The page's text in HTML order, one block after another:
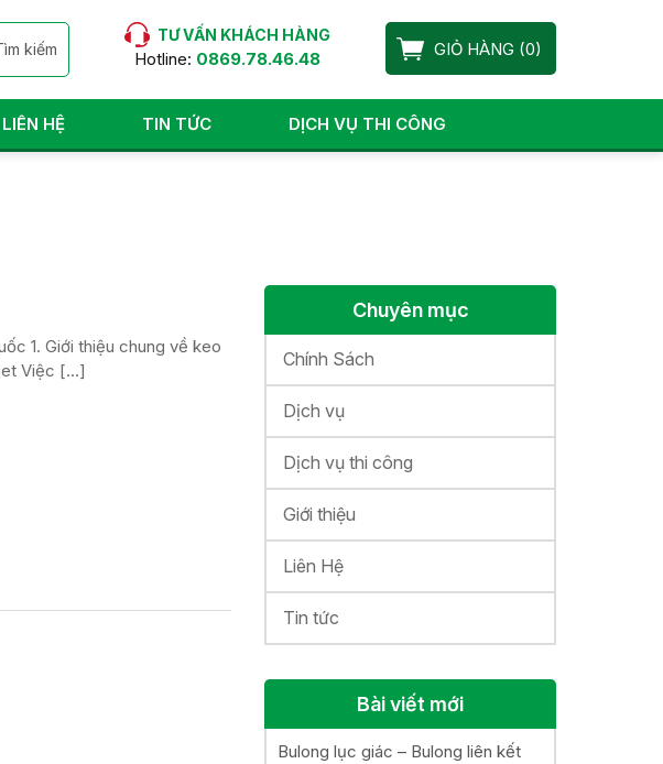
GIỎ HÀNG (0)
TƯ VẤN KHÁCH HÀNG
Hotline: 0869.78.46.48
LIÊN HỆ TIN TỨC DỊCH VỤ THI CÔNG
1. Giới thiệu chung về keo
Việc […]
Chuyên mục
Chính Sách
Dịch vụ
Dịch vụ thi công
Giới thiệu
Liên Hệ
Tin tức
Bài viết mới
Bulong lục giác – Bulong liên kết